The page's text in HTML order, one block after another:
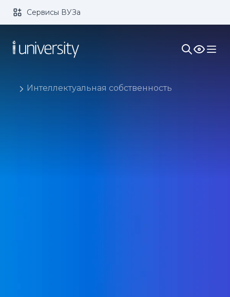
Размер шрифта: Цвет:
Изображения:
Сервисы ВУЗа
Интеллектуальная собственность